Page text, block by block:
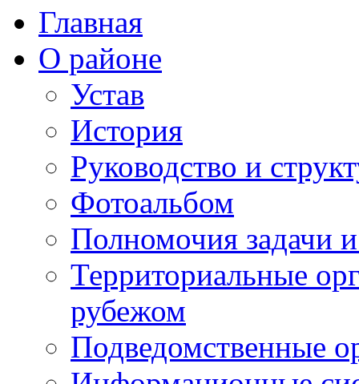
Главная
О районе
Устав
История
Руководство и
Фотоальбом
Полномочия задачи
Территориальные
рубежом
Подведомственные